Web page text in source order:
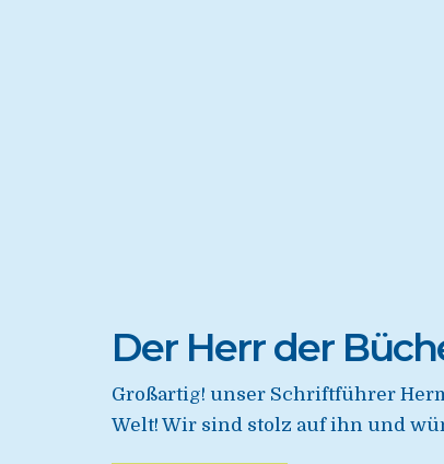
Der Herr der
Großartig! unser Schriftführer
Welt! Wir sind stolz auf ihn und